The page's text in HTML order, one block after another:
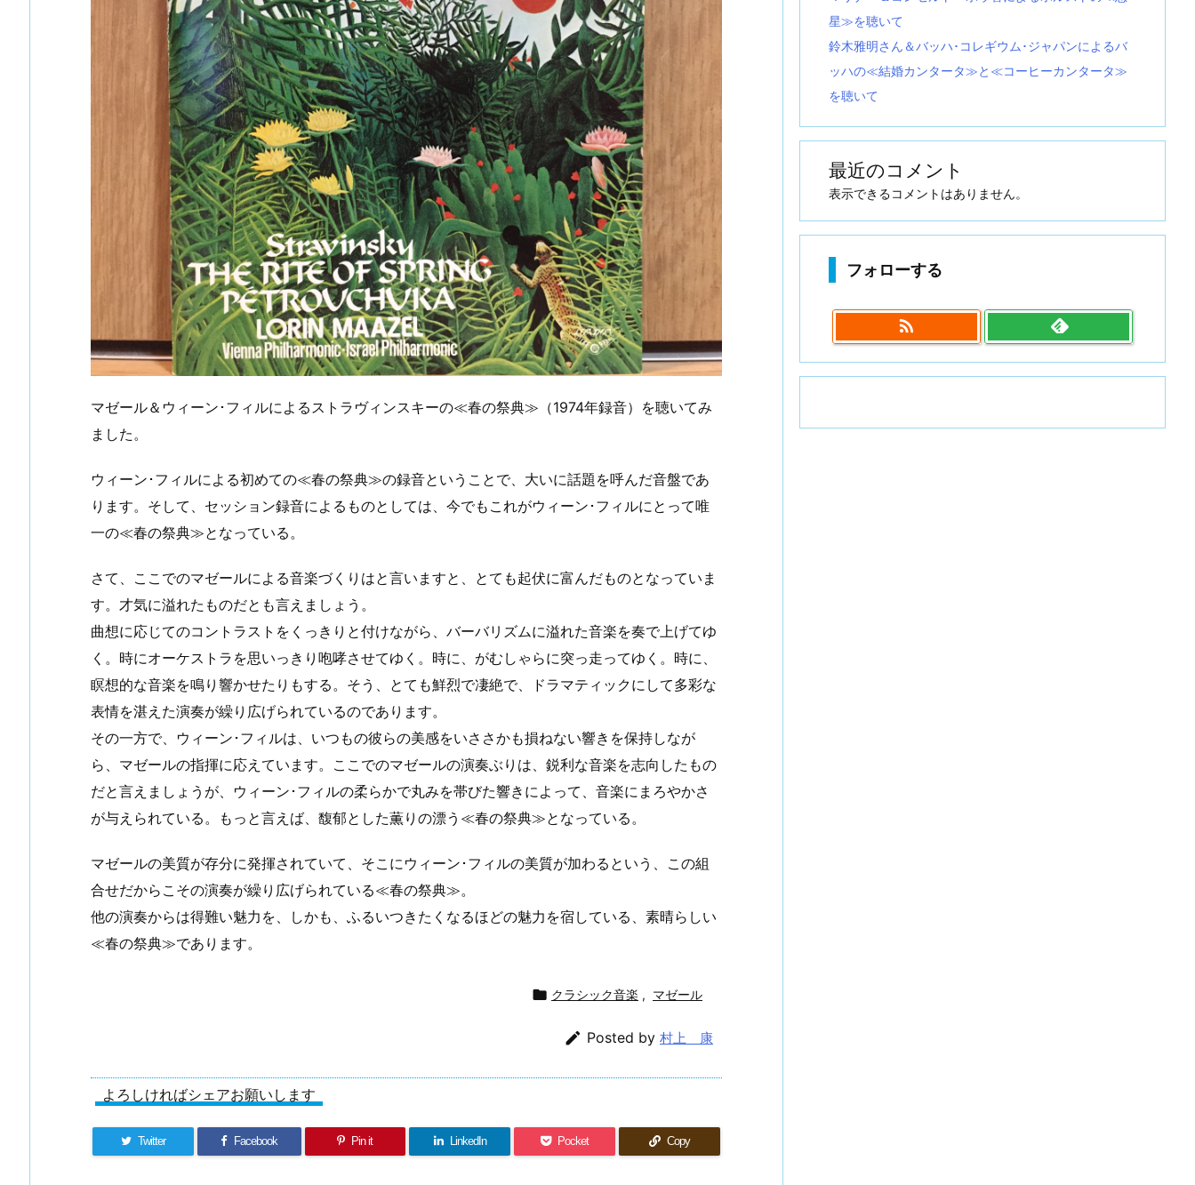
マゼール＆ウィーン･フィルによるストラヴィンスキーの≪春の祭典≫（1974年録音）を聴いてみ
ました。
ウィーン･フィルによる初めての≪春の祭典≫の録音ということで、大いに話題を呼んだ音盤であ
ります。そして、セッション録音によるものとしては、今でもこれがウィーン･フィルにとって唯
一の≪春の祭典≫となっている。
さて、ここでのマゼールによる音楽づくりはと言いますと、とても起伏に富んだものとなっていま
す。才気に溢れたものだとも言えましょう。
曲想に応じてのコントラストをくっきりと付けながら、バーバリズムに溢れた音楽を奏で上げてゆ
く。時にオーケストラを思いっきり咆哮させてゆく。時に、がむしゃらに突っ走ってゆく。時に、
瞑想的な音楽を鳴り響かせたりもする。そう、とても鮮烈で凄絶で、ドラマティックにして多彩な
表情を湛えた演奏が繰り広げられているのであります。
その一方で、ウィーン･フィルは、いつもの彼らの美感をいささかも損ねない響きを保持しなが
ら、マゼールの指揮に応えています。ここでのマゼールの演奏ぶりは、鋭利な音楽を志向したもの
だと言えましょうが、ウィーン･フィルの柔らかで丸みを帯びた響きによって、音楽にまろやかさ
が与えられている。もっと言えば、馥郁とした薫りの漂う≪春の祭典≫となっている。
マゼールの美質が存分に発揮されていて、そこにウィーン･フィルの美質が加わるという、この組
合せだからこその演奏が繰り広げられている≪春の祭典≫。
他の演奏からは得難い魅力を、しかも、ふるいつきたくなるほどの魅力を宿している、素晴らしい
≪春の祭典≫であります。
 クラシック音楽 , マゼール
 Posted by 村上 康
よろしければシェアお願いします
Twitter Facebook Pin it LinkedIn Pocket Copy
星≫を聴いて
鈴木雅明さん＆バッハ･コレギウム･ジャパンによるバ
ッハの≪結婚カンタータ≫と≪コーヒーカンタータ≫
を聴いて
最近のコメント
表示できるコメントはありません。
フォローする
